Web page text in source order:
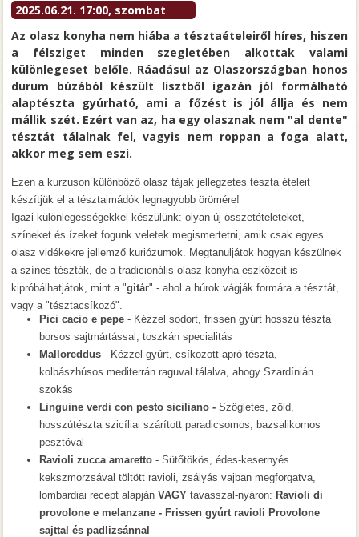
2025.06.21. 17:00, szombat
Az olasz konyha nem hiába a tésztaételeiről híres, hiszen
a félsziget minden szegletében alkottak valami
különlegeset belőle. Ráadásul az Olaszországban honos
durum búzából készült lisztből igazán jól formálható
alaptészta gyúrható, ami a főzést is jól állja és nem
mállik szét. Ezért van az, ha egy olasznak nem "al dente"
tésztát tálalnak fel, vagyis nem roppan a foga alatt,
akkor meg sem eszi.
Ezen a kurzuson különböző olasz tájak jellegzetes tészta ételeit
készítjük el a tésztaimádók legnagyobb örömére!
Igazi különlegességekkel készülünk: olyan új összetételeteket,
színeket és ízeket fogunk veletek megismertetni, amik csak egyes
olasz vidékekre jellemző kuriózumok. Megtanuljátok hogyan készülnek
a színes tészták, de a tradicionális olasz konyha eszközeit is
kipróbálhatjátok, mint a "gitár" - ahol a húrok vágják formára a tésztát,
vagy a "tésztacsíkozó".
Pici cacio e pepe - Kézzel sodort, frissen gyúrt hosszú tészta
borsos sajtmártással, toszkán specialitás
Malloreddus- Kézzel gyúrt, csíkozott apró-tészta,
kolbászhúsos mediterrán raguval tálalva, ahogy Szardínián
szokás
Linguine verdi con pesto siciliano - Szögletes, zöld,
hosszútészta szicíliai szárított paradicsomos, bazsalikomos
pesztóval
Ravioli zucca amaretto- Sütőtökös, édes-kesernyés
kekszmorzsával töltött ravioli, zsályás vajban megforgatva,
lombardiai recept alapjánVAGYtavasszal-nyáron: Ravioli di
provolone e melanzane - Frissen gyúrt ravioli Provolone
sajttal és padlizsánnal